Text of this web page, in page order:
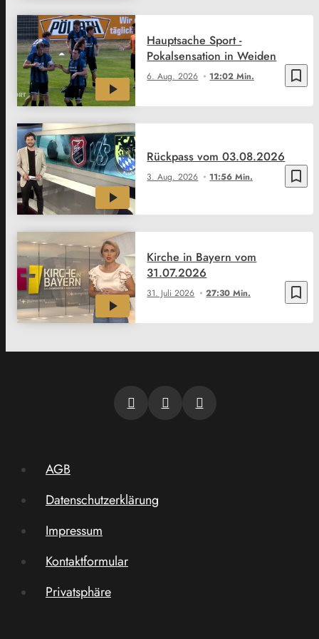
bookmark_border
6. Aug. 2026 12:02 Min.
Hauptsache Sport -
Pokalsensation in Weiden
bookmark_border
3. Aug. 2026 11:56 Min.
Rückpass vom 03.08.2026
bookmark_border
31. Juli 2026 27:30 Min.
Kirche in Bayern vom
31.07.2026
AGB
Datenschutzerklärung
Impressum
Kontaktformular
Privatsphäre